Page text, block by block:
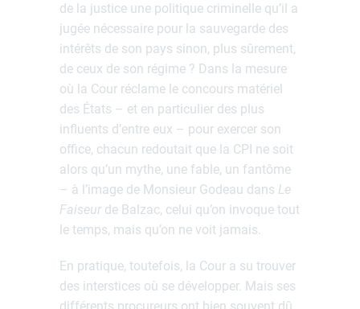
de la justice une politique criminelle qu’il a
jugée nécessaire pour la sauvegarde des
intérêts de son pays sinon, plus sûrement,
de ceux de son régime ? Dans la mesure
où la Cour réclame le concours matériel
des États – et en particulier des plus
influents d’entre eux – pour exercer son
office, chacun redoutait que la CPI ne soit
alors qu’un mythe, une fable, un fantôme
– à l’image de Monsieur Godeau dans Le
Faiseur de Balzac, celui qu’on invoque tout
le temps, mais qu’on ne voit jamais.
En pratique, toutefois, la Cour a su trouver
des interstices où se développer. Mais ses